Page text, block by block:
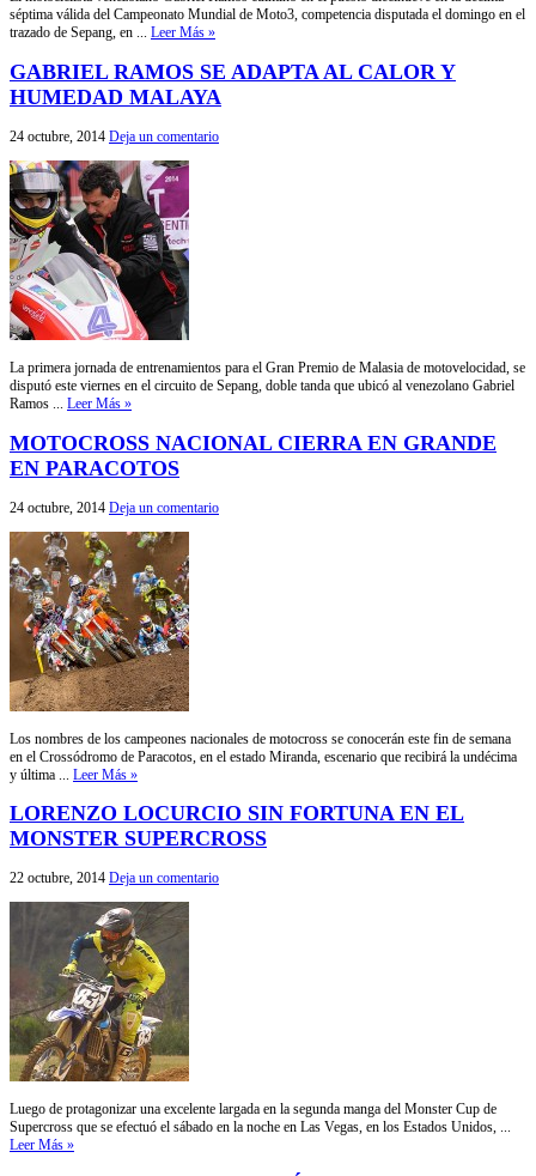
séptima válida del Campeonato Mundial de Moto3, competencia disputada el domingo en el
trazado de Sepang, en ... Leer Más »
GABRIEL RAMOS SE ADAPTA AL CALOR Y
HUMEDAD MALAYA
24 octubre, 2014 Deja un comentario
La primera jornada de entrenamientos para el Gran Premio de Malasia de motovelocidad, se
disputó este viernes en el circuito de Sepang, doble tanda que ubicó al venezolano Gabriel
Ramos ... Leer Más »
MOTOCROSS NACIONAL CIERRA EN GRANDE
EN PARACOTOS
24 octubre, 2014 Deja un comentario
Los nombres de los campeones nacionales de motocross se conocerán este fin de semana
en el Crossódromo de Paracotos, en el estado Miranda, escenario que recibirá la undécima
y última ... Leer Más »
LORENZO LOCURCIO SIN FORTUNA EN EL
MONSTER SUPERCROSS
22 octubre, 2014 Deja un comentario
Luego de protagonizar una excelente largada en la segunda manga del Monster Cup de
Supercross que se efectuó el sábado en la noche en Las Vegas, en los Estados Unidos, ...
Leer Más »